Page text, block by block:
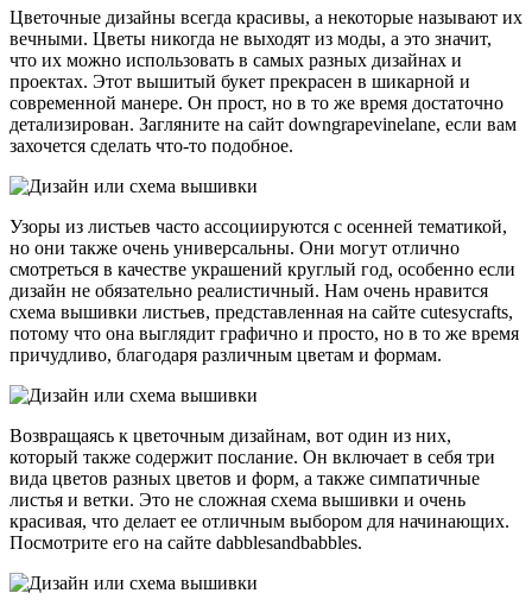
Цветочные дизайны всегда красивы, а некоторые называют их
вечными. Цветы никогда не выходят из моды, а это значит,
что их можно использовать в самых разных дизайнах и
проектах. Этот вышитый букет прекрасен в шикарной и
современной манере. Он прост, но в то же время достаточно
детализирован. Загляните на сайт downgrapevinelane, если вам
захочется сделать что-то подобное.
Узоры из листьев часто ассоциируются с осенней тематикой,
но они также очень универсальны. Они могут отлично
смотреться в качестве украшений круглый год, особенно если
дизайн не обязательно реалистичный. Нам очень нравится
схема вышивки листьев, представленная на сайте cutesycrafts,
потому что она выглядит графично и просто, но в то же время
причудливо, благодаря различным цветам и формам.
Возвращаясь к цветочным дизайнам, вот один из них,
который также содержит послание. Он включает в себя три
вида цветов разных цветов и форм, а также симпатичные
листья и ветки. Это не сложная схема вышивки и очень
красивая, что делает ее отличным выбором для начинающих.
Посмотрите его на сайте dabblesandbabbles.